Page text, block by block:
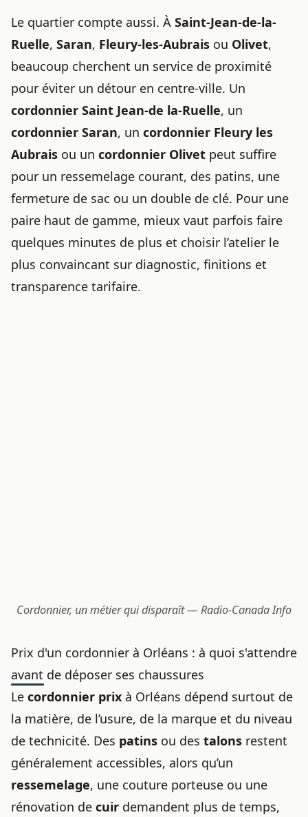
Le quartier compte aussi. À Saint-Jean-de-la-
Ruelle, Saran, Fleury-les-Aubrais ou Olivet,
beaucoup cherchent un service de proximité
pour éviter un détour en centre-ville. Un
cordonnier Saint Jean-de la-Ruelle, un
cordonnier Saran, un cordonnier Fleury les
Aubrais ou un cordonnier Olivet peut suffire
pour un ressemelage courant, des patins, une
fermeture de sac ou un double de clé. Pour une
paire haut de gamme, mieux vaut parfois faire
quelques minutes de plus et choisir l’atelier le
plus convaincant sur diagnostic, finitions et
transparence tarifaire.
Cordonnier, un métier qui disparaît — Radio-Canada Info
Prix d'un cordonnier à Orléans : à quoi s'attendre
avant de déposer ses chaussures
Le cordonnier prix à Orléans dépend surtout de
la matière, de l’usure, de la marque et du niveau
de technicité. Des patins ou des talons restent
généralement accessibles, alors qu’un
ressemelage, une couture porteuse ou une
rénovation de cuir demandent plus de temps,